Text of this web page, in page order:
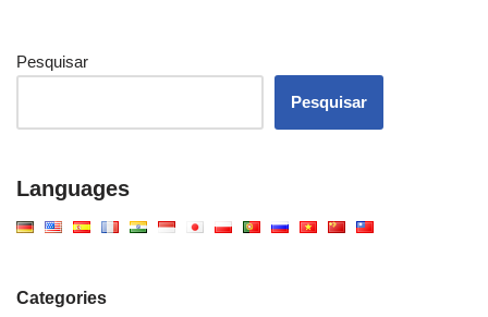
Pesquisar
Pesquisar
Languages
Categories